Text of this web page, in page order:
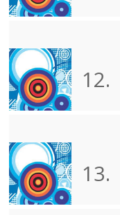
12.
13.